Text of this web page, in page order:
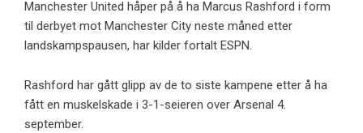
Manchester United håper på å ha Marcus Rashford i form
til derbyet mot Manchester City neste måned etter
landskampspausen, har kilder fortalt ESPN.
Rashford har gått glipp av de to siste kampene etter å ha
fått en muskelskade i 3-1-seieren over Arsenal 4.
september.